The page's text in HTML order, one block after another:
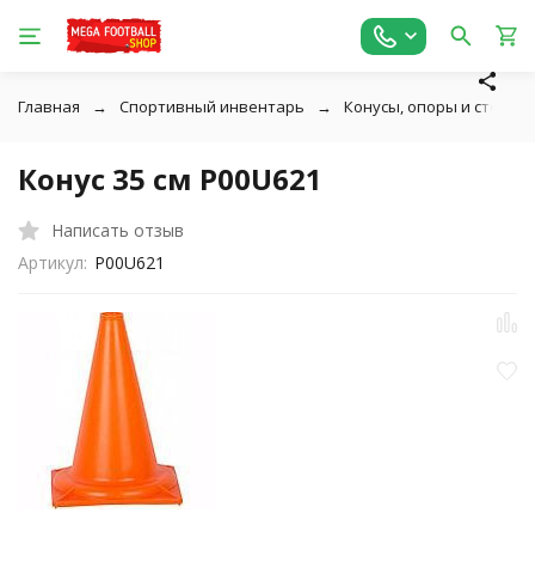
Главная Спортивный инвентарь Конусы, опоры и стойки
Конус 35 см P00U621
Написать отзыв
Артикул: P00U621